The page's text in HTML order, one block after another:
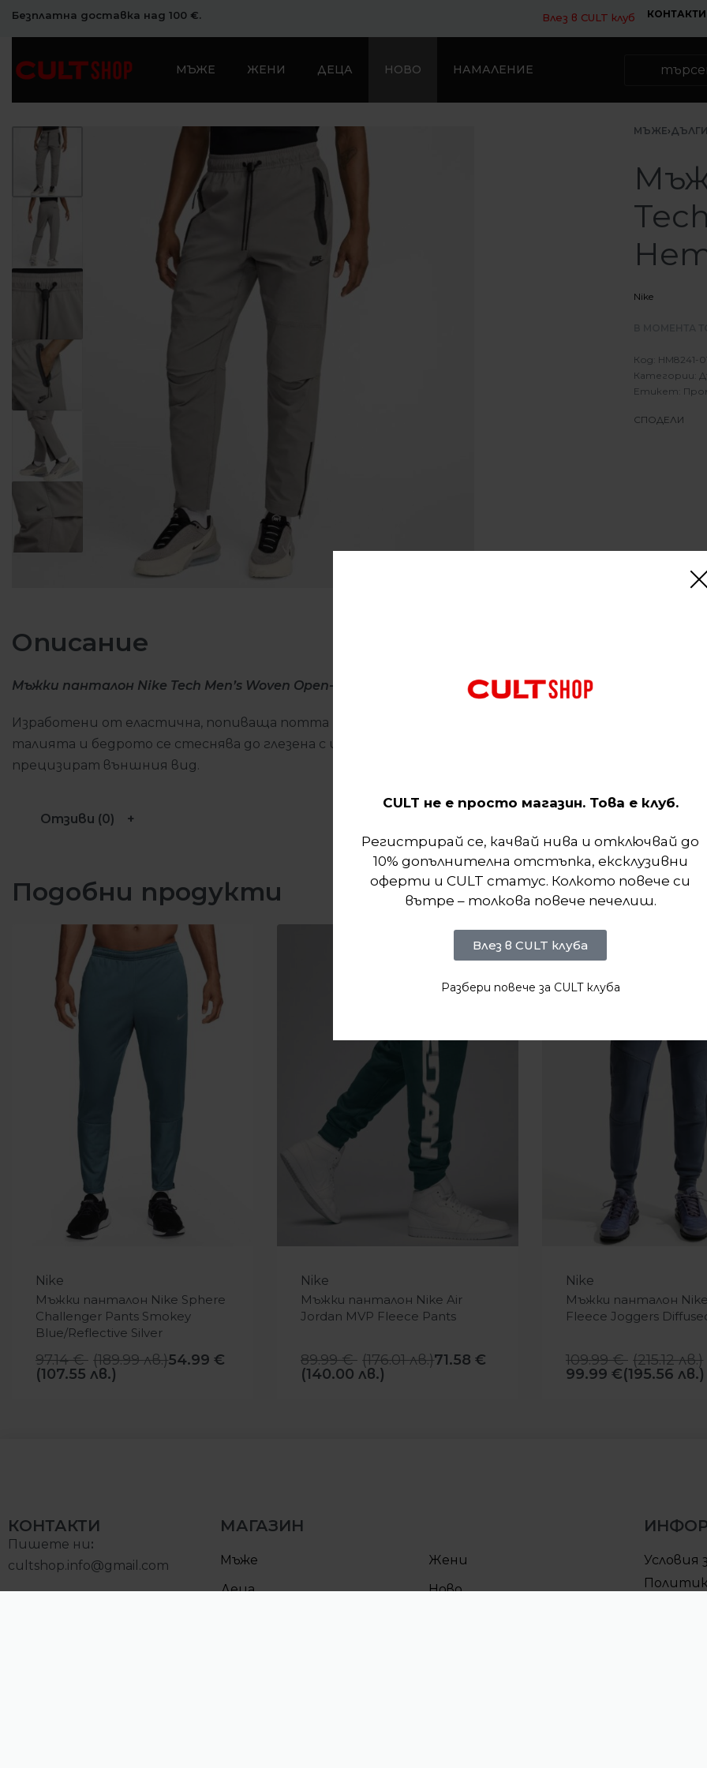
Безплатна доставка над 100 €. Влез в CULT клуб КОНТАКТИ
МЪЖЕ ЖЕНИ ДЕЦА НОВО НАМАЛЕНИЕ
МЪЖЕ›
Nike
HM8241-
Категории:
Етикет:
СПОДЕЛИ
Описание
Мъжки панталон Nike Tech Men’s Woven Open-Hem Trousers Grey
Изработени от еластична, попиваща потта материя, тези заострени панталони предлагат
талията и бедрото се стеснява до глезена с цип, който ви позволява да променяте
прецизират външния вид.
Отзиви (0)
Подобни продукти
Nike
Мъжки панталон Nike Sphere
Challenger Pants Smokey
Blue/Reflective Silver
97.14€ (189.99лв.)54.99€
(107.55 лв.)
Nike
Мъжки панталон Nike Air
Jordan MVP Fleece Pants
89.99€ (176.01лв.)71.58€
(140.00 лв.)
Nike
Мъжки панталон
Fleece Joggers
109.99€ (215.12лв.)
99.99 €(195.56 лв.)
КОНТАКТИ
Пишете ни:
cultshop.info@gmail.com
МАГАЗИН
Мъже
Жени
Деца
Ново
Условия
CULT не е просто магазин. Това е клуб.
Регистрирай се, качвай нива и отключвай до
10% допълнителна отстъпка, ексклузивни
оферти и CULT статус. Колкото повече си
вътре – толкова повече печелиш.
Влез в CULT клуба
Разбери повече за CULT клуба